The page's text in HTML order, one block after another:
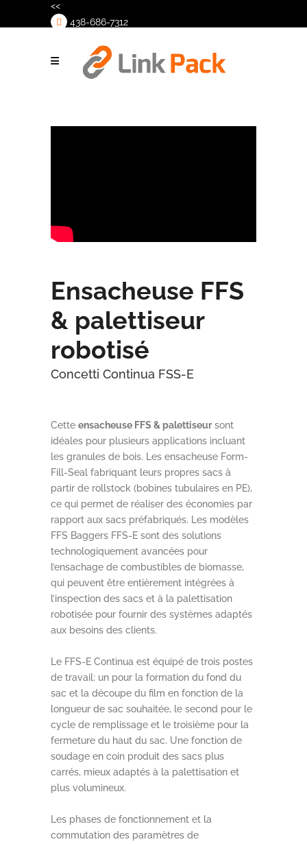
<<
438-686-7312
Ensacheuse FFS
& palettiseur
robotisé
Concetti Continua FSS-E
Cette ensacheuse FFS & palettiseursont
idéales pour plusieurs applications incluant
les granules de bois. Les ensacheuse Form-
Fill-Seal fabriquant leurs propres sacs à
partir de rollstock (bobines tubulaires en PE),
ce qui permet de réaliser des économies par
rapport aux sacs préfabriqués. Les modèles
FFS Baggers FFS-E sont des solutions
technologiquement avancées pour
l’ensachage de combustibles de biomasse,
qui peuvent être entièrement intégrées à
l’inspection des sacs et à la palettisation
robotisée pour fournir des systèmes adaptés
aux besoins des clients.
Le FFS-E Continua est équipé de trois postes
de travail: un pour la formation du fond du
sac et la découpe du film en fonction de la
longueur de sac souhaitée, le second pour le
cycle de remplissage et le troisième pour la
fermeture du haut du sac. Une fonction de
soudage en coin produit des sacs plus
carrés, mieux adaptés à la palettisation et
plus volumineux.
Les phases de fonctionnement et la
commutation des paramètres de